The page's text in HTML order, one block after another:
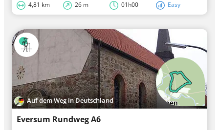
4,81 km 26 m 01h00 Easy
Auf dem Weg in Deutschland
Eversum Rundweg A6